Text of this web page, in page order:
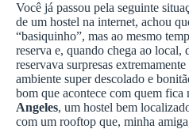
Você já passou pela seguinte
de um hostel na internet, achou
“basiquinho”, mas ao mesmo
reserva e, quando chega ao local,
reservava surpresas
ambiente super descolado e
bom que acontece com quem fica
Angeles, um hostel bem
com um rooftop que, minha